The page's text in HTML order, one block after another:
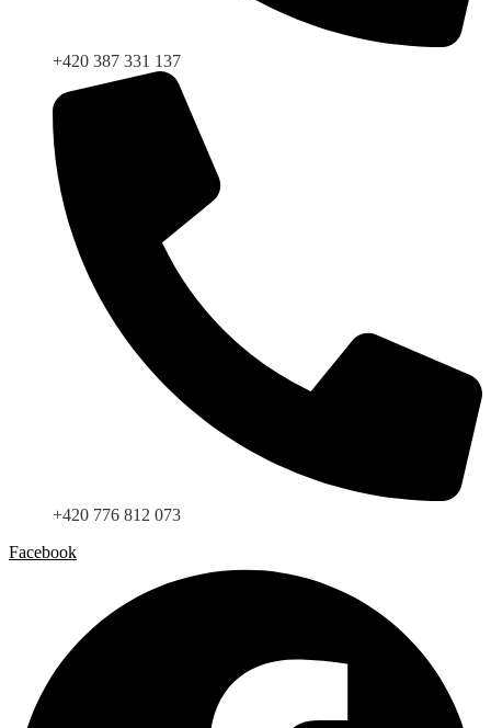
+420 387 331 137
+420 776 812 073
Facebook